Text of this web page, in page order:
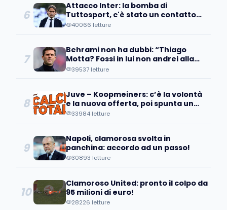
6
Attacco Inter: la bomba di
Tuttosport, c'è stato un contatto
con un pupillo di Inzaghi!
40066 letture
7
Behrami non ha dubbi: “Thiago
Motta? Fossi in lui non andrei alla
Juve perché..."
39537 letture
8
Juve – Koopmeiners: c’è la volontà
e la nuova offerta, poi spunta un
patto tra…
33984 letture
9
Napoli, clamorosa svolta in
panchina: accordo ad un passo!
30893 letture
10
Clamoroso United: pronto il colpo da
95 milioni di euro!
28226 letture